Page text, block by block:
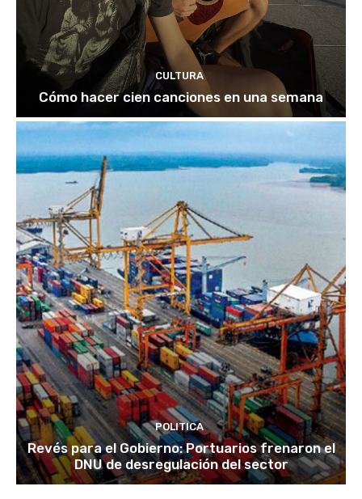
CULTURA
Cómo hacer cien canciones en una semana
POLITICA
Revés para el Gobierno: Portuarios frenaron el
DNU de desregulación del sector